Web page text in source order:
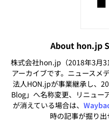
About hon.jp
株式会社hon.jp（2018年3月
アーカイブです。ニュースメ
法人HON.jpが事業継承し、
Blog」へ名称変更、リニュー
が消えている場合は、
時の記事が掘り出